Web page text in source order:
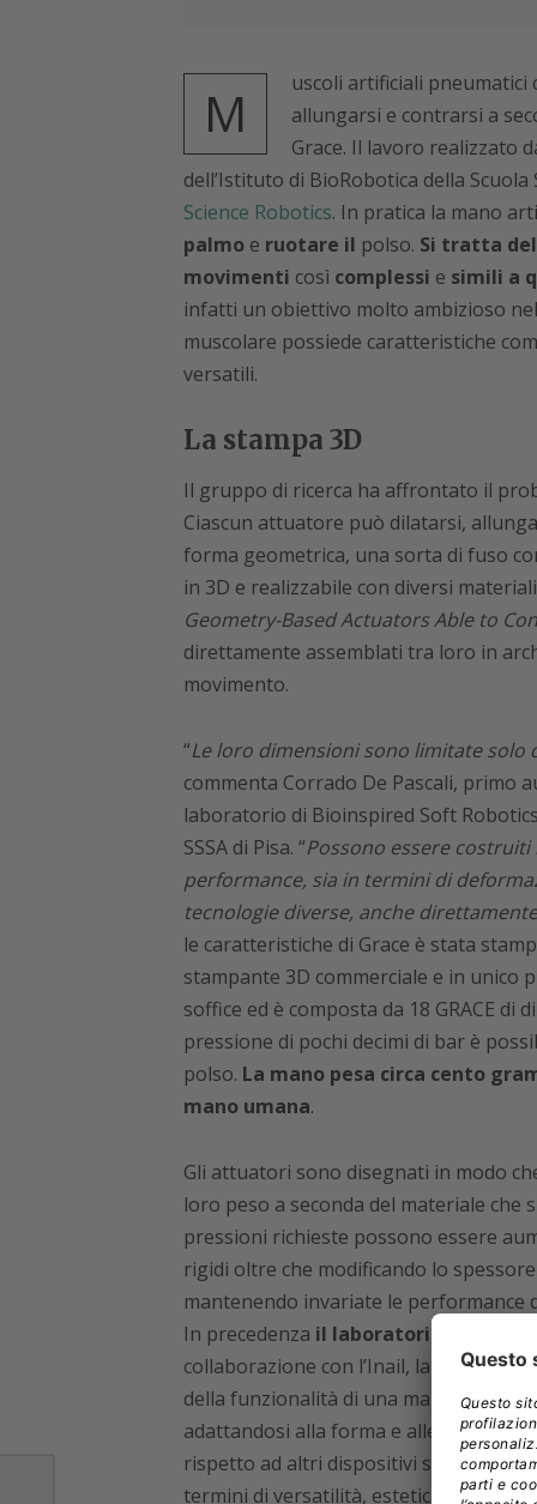
M
uscoli artificiali
allungarsi e contrarsi a
Grace. Il lavoro realizzato
dell’Istituto di BioRobotica della
Science Robotics. In pratica la mano
palmoe ruotare il polso. Si tratta
movimenti così complessi e simili a
infatti un obiettivo molto ambizioso
muscolare possiede caratteristiche
versatili.
La stampa 3D
Il gruppo di ricerca ha affrontato il
Ciascun attuatore può dilatarsi,
forma geometrica, una sorta di fuso
in 3D e realizzabile con diversi
Geometry-Based Actuators Able to
direttamente assemblati tra loro in
movimento.
“Le loro dimensioni sono limitate
commenta Corrado De Pascali, primo
laboratorio di Bioinspired Soft
SSSA di Pisa. “Possono essere
performance, sia in termini di
tecnologie diverse, anche
le caratteristiche di Grace è stata
stampante 3D commerciale e in unico
soffice ed è composta da 18 GRACE
pressione di pochi decimi di bar è
polso. La mano pesa circa cento
mano umana.
Gli attuatori sono disegnati in modo
loro peso a seconda del materiale
pressioni richieste possono essere
rigidi oltre che modificando lo
mantenendo invariate le performance
In precedenza il laboratorio Rehab
collaborazione con l’Inail, la
mano
della funzionalità di una mano
adattandosi alla forma e alle
rispetto ad altri dispositivi simili,con
termini di versatilità, estetica e durata